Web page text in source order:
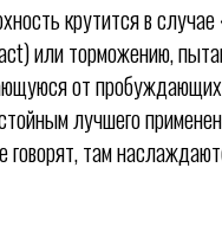
крутится в
или торможению,
от
лучшего
говорят, там